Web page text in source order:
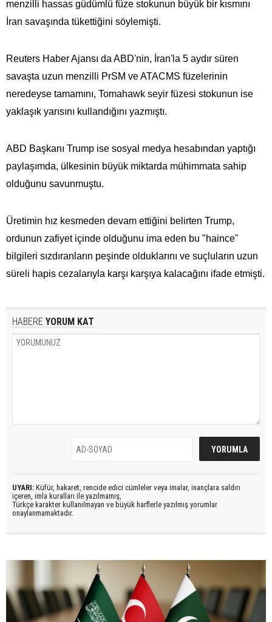
menzilli hassas güdümlü füze stokunun büyük bir kısmını
İran savaşında tükettiğini söylemişti.
Reuters Haber Ajansı da ABD'nin, İran'la 5 aydır süren
savaşta uzun menzilli PrSM ve ATACMS füzelerinin
neredeyse tamamını, Tomahawk seyir füzesi stokunun ise
yaklaşık yarısını kullandığını yazmıştı.
ABD Başkanı Trump ise sosyal medya hesabından yaptığı
paylaşımda, ülkesinin büyük miktarda mühimmata​​​​​​​ sahip
olduğunu savunmuştu.
Üretimin hız kesmeden devam ettiğini belirten Trump,
ordunun zafiyet içinde olduğunu ima eden bu "haince"
bilgileri sızdıranların peşinde olduklarını ve suçluların uzun
süreli hapis cezalarıyla karşı karşıya kalacağını ifade etmişti.
HABERE YORUM KAT
UYARI: Küfür, hakaret, rencide edici cümleler veya imalar, inançlara saldırı
içeren, imla kuralları ile yazılmamış,
Türkçe karakter kullanılmayan ve büyük harflerle yazılmış yorumlar
onaylanmamaktadır.